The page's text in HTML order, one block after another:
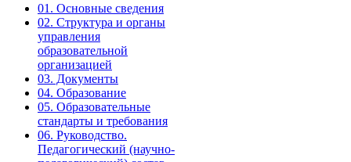
01. Основные сведения
02. Структура и органы
управления
образовательной
организацией
03. Документы
04. Образование
05. Образовательные
стандарты и требования
06. Руководство.
Педагогический (научно-